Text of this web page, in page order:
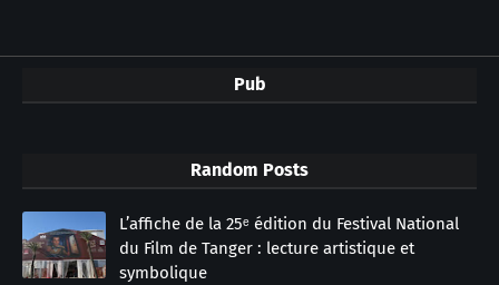
Pub
Random Posts
L’affiche de la 25ᵉ édition du Festival National
du Film de Tanger : lecture artistique et
symbolique